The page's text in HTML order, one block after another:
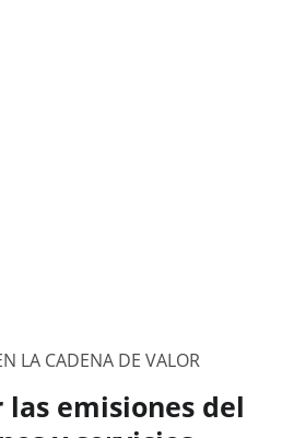
LA CADENA DE VALOR
las emisiones del